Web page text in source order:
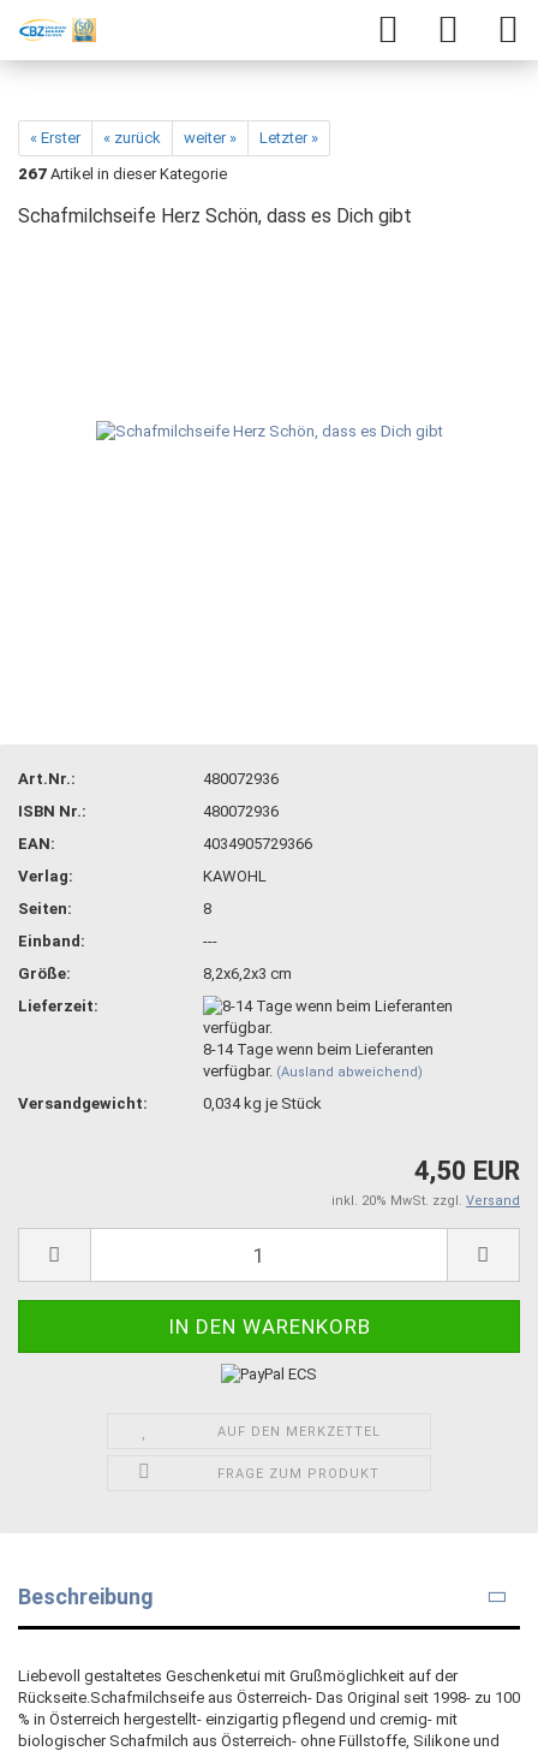
« Erster « zurück weiter »
Letzter »
267 Artikel in dieser Kategorie
Schafmilchseife Herz Schön, dass es Dich gibt
Art.Nr.:
480072936
ISBN Nr.:
480072936
EAN:
4034905729366
Verlag:
KAWOHL
Seiten:
8
Einband:
---
Größe:
8,2x6,2x3 cm
Lieferzeit:
8-14 Tage wenn beim Lieferanten
verfügbar. (Ausland abweichend)
Versandgewicht: 0,034kg je Stück
4,50 EUR
inkl. 20% MwSt. zzgl. Versand
AUF DEN MERKZETTEL
FRAGE ZUM PRODUKT
Beschreibung
Liebevoll gestaltetes Geschenketui mit Grußmöglichkeit auf der
Rückseite.Schafmilchseife aus Österreich- Das Original seit 1998- zu 100
% in Österreich hergestellt- einzigartig pflegend und cremig- mit
biologischer Schafmilch aus Österreich- ohne Füllstoffe, Silikone und